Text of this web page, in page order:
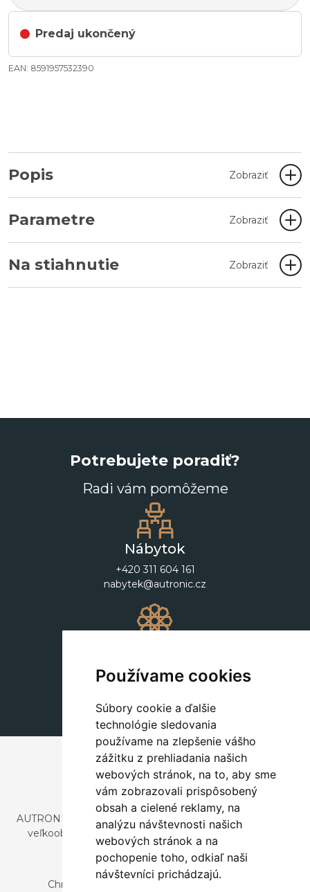
Používame cookies
Súbory cookie a ďalšie
technológie sledovania
používame na zlepšenie vášho
zážitku z prehliadania našich
webových stránok, na to, aby sme
vám zobrazovali prispôsobený
obsah a cielené reklamy, na
analýzu návštevnosti našich
webových stránok a na
pochopenie toho, odkiaľ naši
návštevníci prichádzajú.
Predaj ukončený
EAN: 8591957532390
Popis Zobraziť
Parametre Zobraziť
Na stiahnutie Zobraziť
Potrebujete poradiť?
Radi vám pomôžeme
Nábytok
+420 311 604 161
nabytek@autronic.cz
+420 311 604 182
dekorace@autronic.cz
AUTRONIC, s.r.o. je spoločnosť zaoberajúca sa dovozom a
veľkoobchodným predajom dizajnového aj štýlového
nábytku a dekorácií.
Česká republika
Chrustenice 270, 267 12 Loděnice u Berouna